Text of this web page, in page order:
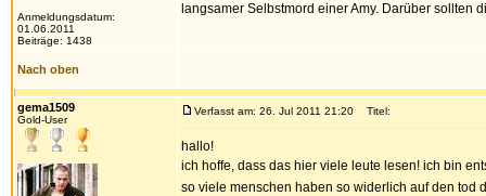
Anmeldungsdatum:
01.06.2011
Beiträge: 1438
langsamer Selbstmord einer Amy. Darüber sollten
Nach oben
gema1509
Gold-User
Verfasst am: 26. Jul 2011 21:20 Titel:
hallo!
ich hoffe, dass das hier viele leute lesen! ich bin
so viele menschen haben so widerlich auf den tod